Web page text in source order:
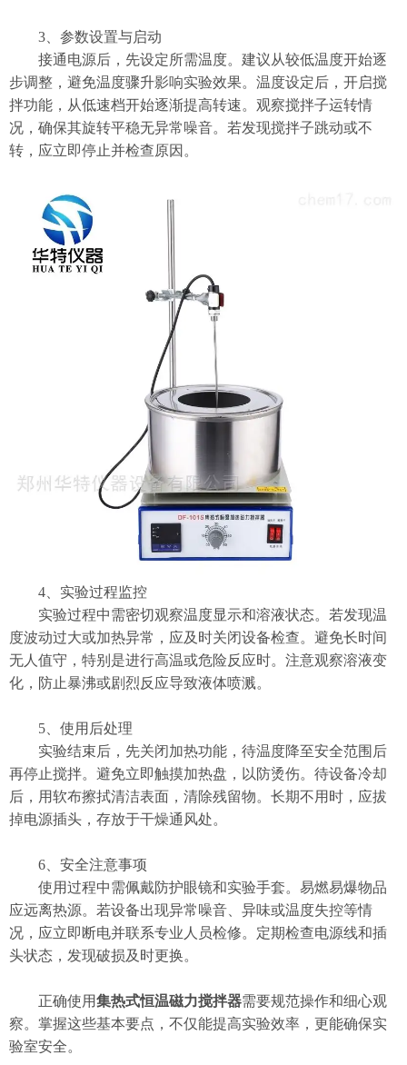
​​3、参数设置与启动​​
接通电源后，先设定所需温度。建议从较低温度开始逐
步调整，避免温度骤升影响实验效果。温度设定后，开启搅
拌功能，从低速档开始逐渐提高转速。观察搅拌子运转情
况，确保其旋转平稳无异常噪音。若发现搅拌子跳动或不
转，应立即停止并检查原因。
4、​​实验过程监控​​
实验过程中需密切观察温度显示和溶液状态。若发现温
度波动过大或加热异常，应及时关闭设备检查。避免长时间
无人值守，特别是进行高温或危险反应时。注意观察溶液变
化，防止暴沸或剧烈反应导致液体喷溅。
​​5、使用后处理​​
实验结束后，先关闭加热功能，待温度降至安全范围后
再停止搅拌。避免立即触摸加热盘，以防烫伤。待设备冷却
后，用软布擦拭清洁表面，清除残留物。长期不用时，应拔
掉电源插头，存放于干燥通风处。
​​6、安全注意事项​​
使用过程中需佩戴防护眼镜和实验手套。易燃易爆物品
应远离热源。若设备出现异常噪音、异味或温度失控等情
况，应立即断电并联系专业人员检修。定期检查电源线和插
头状态，发现破损及时更换。
正确使用集热式恒温磁力搅拌器需要规范操作和细心观
察。掌握这些基本要点，不仅能提高实验效率，更能确保实
验室安全。